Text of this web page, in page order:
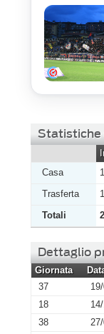
Statistiche
Casa
Trasferta
Totali
Dettaglio
Giornata
37
18
38